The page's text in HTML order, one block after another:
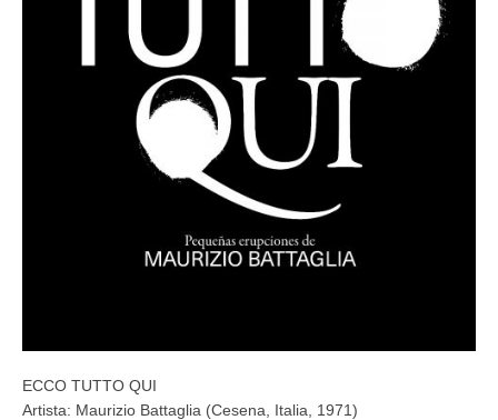
ECCO TUTTO QUI
Artista: Maurizio Battaglia (Cesena, Italia, 1971)